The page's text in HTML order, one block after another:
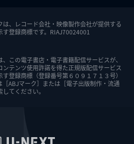
は、レコード会社・映像製作会社が提供する
す登録商標です。RIAJ70024001
、この電子書店・電子書籍配信サービスが、
ンテンツ使用許諾を得た正規版配信サービス
す登録商標（登録番号第６０９１７１３号）
［ABJマーク］または［電子出版制作・流通
てください。